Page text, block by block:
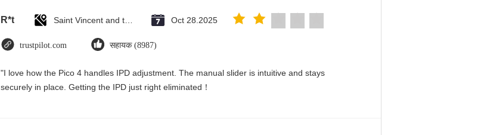
R*t Oct 28.2025
trustpilot.com सहायक (8987)
"I love how the Pico 4 handles IPD adjustment. The manual slider is intuitive and stays
securely in place. Getting the IPD just right eliminated！